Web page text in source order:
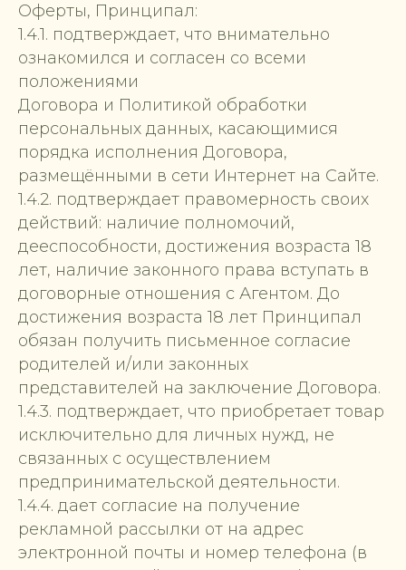
Оферты, Принципал:
1.4.1. подтверждает, что внимательно
ознакомился и согласен со всеми
положениями
Договора и Политикой обработки
персональных данных, касающимися
порядка исполнения Договора,
размещёнными в сети Интернет на Сайте.
1.4.2. подтверждает правомерность своих
действий: наличие полномочий,
дееспособности, достижения возраста 18
лет, наличие законного права вступать в
договорные отношения с Агентом. До
достижения возраста 18 лет Принципал
обязан получить письменное согласие
родителей и/или законных
представителей на заключение Договора.
1.4.3. подтверждает, что приобретает товар
исключительно для личных нужд, не
связанных с осуществлением
предпринимательской деятельности.
1.4.4. дает согласие на получение
рекламной рассылки от на адрес
электронной почты и номер телефона (в